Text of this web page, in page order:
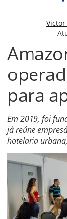
Victor
para
Em 2019, foi
já reúne
hotelaria